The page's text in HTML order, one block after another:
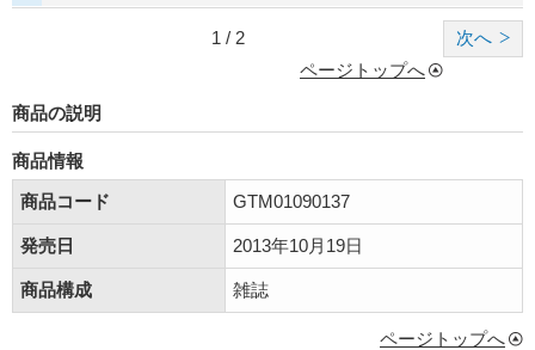
次へ
1 / 2
ページトップへ
商品の説明
商品情報
商品コード
GTM01090137
発売日 2013年10月19日
商品構成 雑誌
ページトップへ